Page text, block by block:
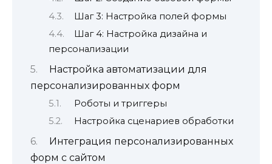
Шаг 3: Настройка полей формы
Шаг 4: Настройка дизайна и
персонализации
Настройка автоматизации для
персонализированных форм
Роботы и триггеры
Настройка сценариев обработки
Интеграция персонализированных
форм с сайтом